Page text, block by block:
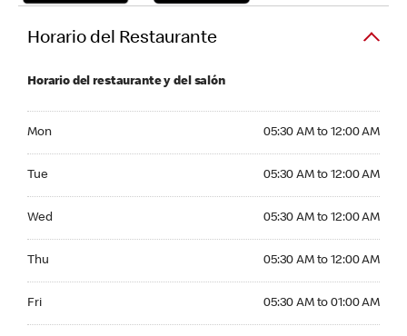
Horario del Restaurante
Horario del restaurante y del salón
Mon 05:30 AM to 12:00 AM
Tue 05:30 AM to 12:00 AM
Wed 05:30 AM to 12:00 AM
Thu 05:30 AM to 12:00 AM
Fri 05:30 AM to 01:00 AM